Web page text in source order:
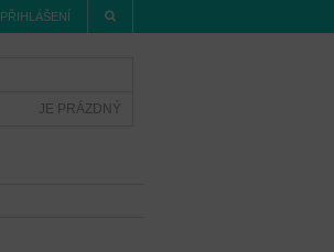
PŘIHLÁŠENÍ
JE PRÁZDNÝ